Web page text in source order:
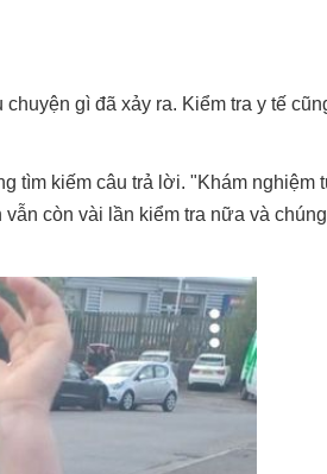
gì đã xảy ra. Kiểm tra y tế
tìm kiếm câu trả lời. "Khám nghiệm
còn vài lần kiểm tra nữa và